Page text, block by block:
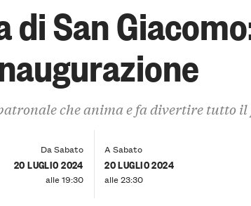
di San
che anima e fa divertire tutto il
Da Sabato
20 LUGLIO 2024
alle 19:30
A Sabato
20 LUGLIO 2024
alle 23:30